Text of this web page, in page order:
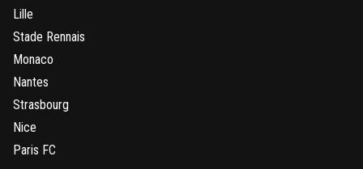
Lille
Stade Rennais
Monaco
Nantes
Strasbourg
Nice
Paris FC